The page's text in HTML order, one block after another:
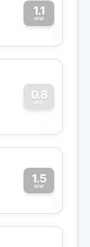
1.1
MW1
0.8
MW
0
1.5
MW1